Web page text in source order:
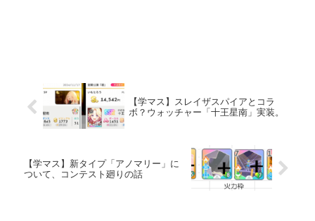
【学マス】スレイザスパイアとコラ
ボ？ウォッチャー「十王星南」実装。
【学マス】新タイプ「アノマリー」に
ついて、コンテスト廻りの話